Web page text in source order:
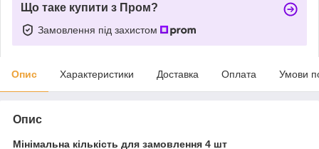
Що таке купити з Пром?
Замовлення під захистом
Опис Характеристики Доставка Оплата Умови
Опис
Мінімальна кількість для замовлення 4 шт